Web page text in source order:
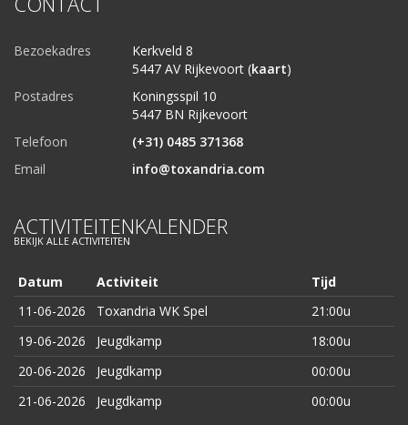
Bezoekadres
Kerkveld 8
5447 AV Rijkevoort (kaart)
Postadres
Koningsspil 10
5447 BN Rijkevoort
Telefoon
(+31) 0485 371368
Email
info@toxandria.com
ACTIVITEITENKALENDER
BEKIJK ALLE ACTIVITEITEN
Datum Activiteit
Tijd
11-06-2026
Toxandria WK Spel
21:00u
19-06-2026
Jeugdkamp
18:00u
20-06-2026
Jeugdkamp
00:00u
21-06-2026
Jeugdkamp 00:00u